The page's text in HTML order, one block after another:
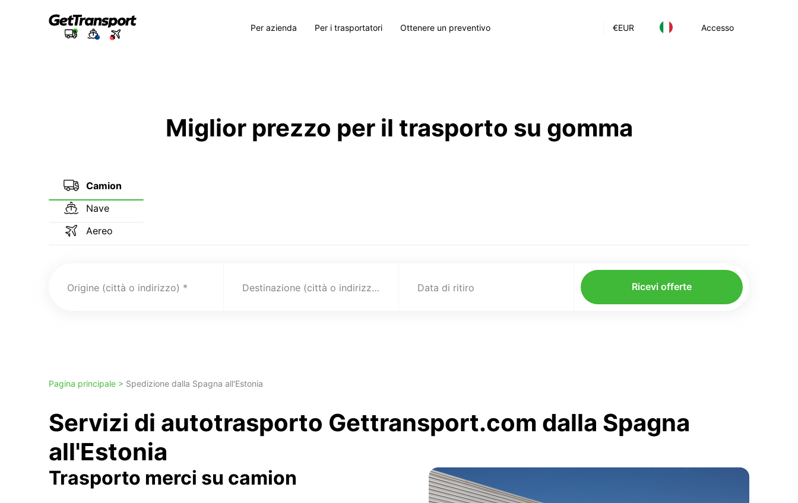
€EUR Accesso
Per azienda Per i trasportatori Ottenere un preventivo
Miglior prezzo per il trasporto su gomma
Camion
Nave
Aereo
Origine (città o indirizzo) Destinazione (città o indirizzo) Data di ritiro Ricevi offerte
Pagina principale > Spedizione dalla Spagna all'Estonia
Servizi di autotrasporto Gettransport.com dalla Spagna
all'Estonia
Trasporto merci su camion